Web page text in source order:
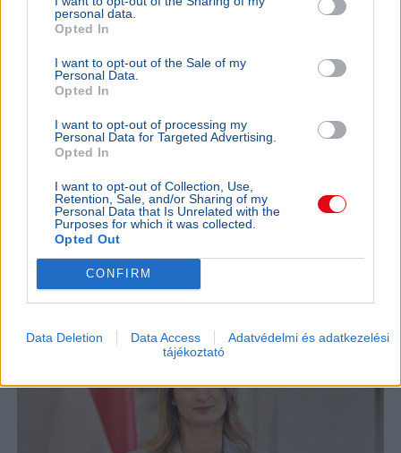
personal data.
Opted In
I want to opt-out of the Sale of my
Personal Data.
Opted In
I want to opt-out of processing my
Personal Data for Targeted Advertising.
Opted In
I want to opt-out of Collection, Use,
Retention, Sale, and/or Sharing of my
Personal Data that Is Unrelated with the
Purposes for which it was collected.
Opted Out
CONFIRM
Data Deletion Data Access
Adatvédelmi és adatkezelési
tájékoztató
Magyarország Miniszterelnök Magyar Péter Közmédia
Borsa Miklóst egy nappal a kinevezése után
Bővebben...
BELFÖLD 2026. augusztus 7.
Forsthoffer Ágnes megköszönte a válságos
napok energiatakarékosságát